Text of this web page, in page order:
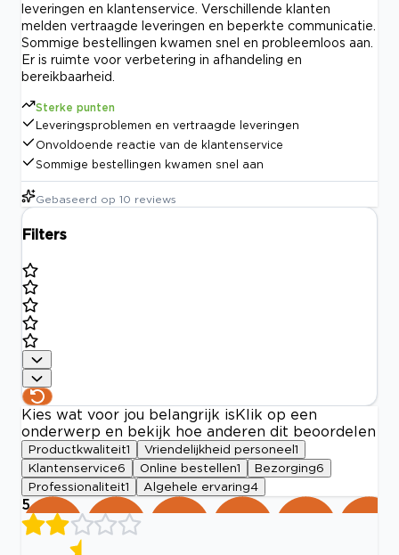
leveringen en klantenservice. Verschillende klanten
melden vertraagde leveringen en beperkte communicatie.
Sommige bestellingen kwamen snel en probleemloos aan.
Er is ruimte voor verbetering in afhandeling en
bereikbaarheid.
Sterke punten
Leveringsproblemen en vertraagde leveringen
Onvoldoende reactie van de klantenservice
Sommige bestellingen kwamen snel aan
Gebaseerd op 10 reviews
Filters
Kies wat voor jou belangrijk is Klik op een
onderwerp en bekijk hoe anderen dit beoordelen
Productkwaliteit1 Vriendelijkheid personeel 1
Klantenservice6 Online bestellen1 Bezorging6
Professionaliteit1 Algehele ervaring4
5